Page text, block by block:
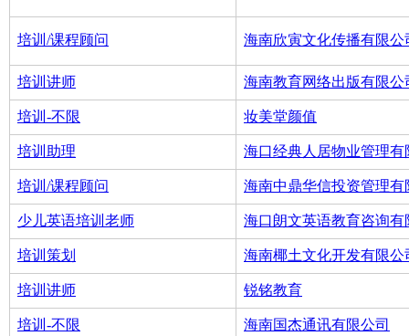
培训/课程顾问 海南欣寅文化传播有限公
培训讲师 海南教育网络出版有限公
培训-不限 妆美堂颜值
培训助理 海口经典人居物业管理有
培训/课程顾问 海南中鼎华信投资管理有
少儿英语培训老师 海口朗文英语教育咨询有
培训策划 海南椰土文化开发有限公
培训讲师 锐铭教育
培训-不限 海南国杰通讯有限公司